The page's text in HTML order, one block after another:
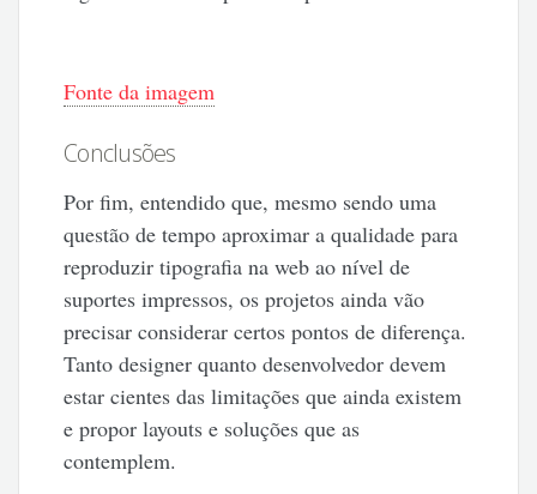
Fonte da imagem
Conclusões
Por fim, entendido que, mesmo sendo uma
questão de tempo aproximar a qualidade para
reproduzir tipografia na web ao nível de
suportes impressos, os projetos ainda vão
precisar considerar certos pontos de diferença.
Tanto designer quanto desenvolvedor devem
estar cientes das limitações que ainda existem
e propor layouts e soluções que as
contemplem.